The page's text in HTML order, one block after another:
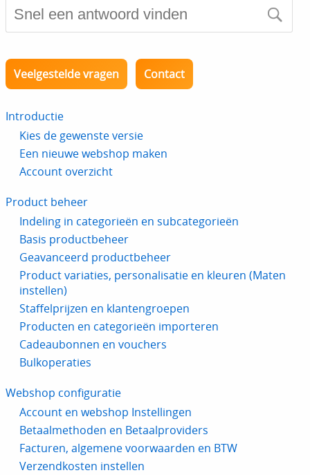
Veelgestelde vragen Contact
Introductie
Kies de gewenste versie
Een nieuwe webshop maken
Account overzicht
Product beheer
Indeling in categorieën en subcategorieën
Basis productbeheer
Geavanceerd productbeheer
Product variaties, personalisatie en kleuren (Maten
instellen)
Staffelprijzen en klantengroepen
Producten en categorieën importeren
Cadeaubonnen en vouchers
Bulkoperaties
Webshop configuratie
Account en webshop Instellingen
Betaalmethoden en Betaalproviders
Facturen, algemene voorwaarden en BTW
Verzendkosten instellen